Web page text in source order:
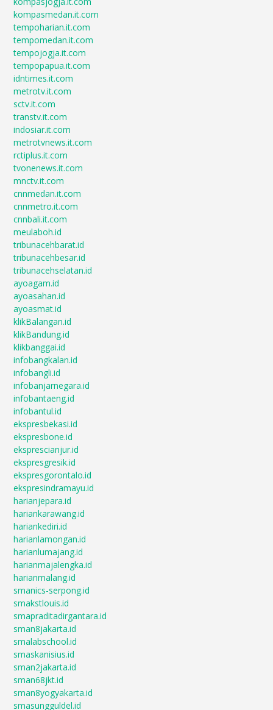
kompasmedan.it.com
tempoharian.it.com
tempomedan.it.com
tempojogja.it.com
tempopapua.it.com
idntimes.it.com
metrotv.it.com
sctv.it.com
transtv.it.com
indosiar.it.com
metrotvnews.it.com
rctiplus.it.com
tvonenews.it.com
mnctv.it.com
cnnmedan.it.com
cnnmetro.it.com
cnnbali.it.com
meulaboh.id
tribunacehbarat.id
tribunacehbesar.id
tribunacehselatan.id
ayoagam.id
ayoasahan.id
ayoasmat.id
klikBalangan.id
klikBandung.id
klikbanggai.id
infobangkalan.id
infobangli.id
infobanjarnegara.id
infobantaeng.id
infobantul.id
ekspresbekasi.id
ekspresbone.id
eksprescianjur.id
ekspresgresik.id
ekspresgorontalo.id
ekspresindramayu.id
harianjepara.id
hariankarawang.id
hariankediri.id
harianlamongan.id
harianlumajang.id
harianmajalengka.id
harianmalang.id
smanics-serpong.id
smakstlouis.id
smapraditadirgantara.id
sman8jakarta.id
smalabschool.id
smaskanisius.id
sman2jakarta.id
sman68jkt.id
sman8yogyakarta.id
smasungguldel.id